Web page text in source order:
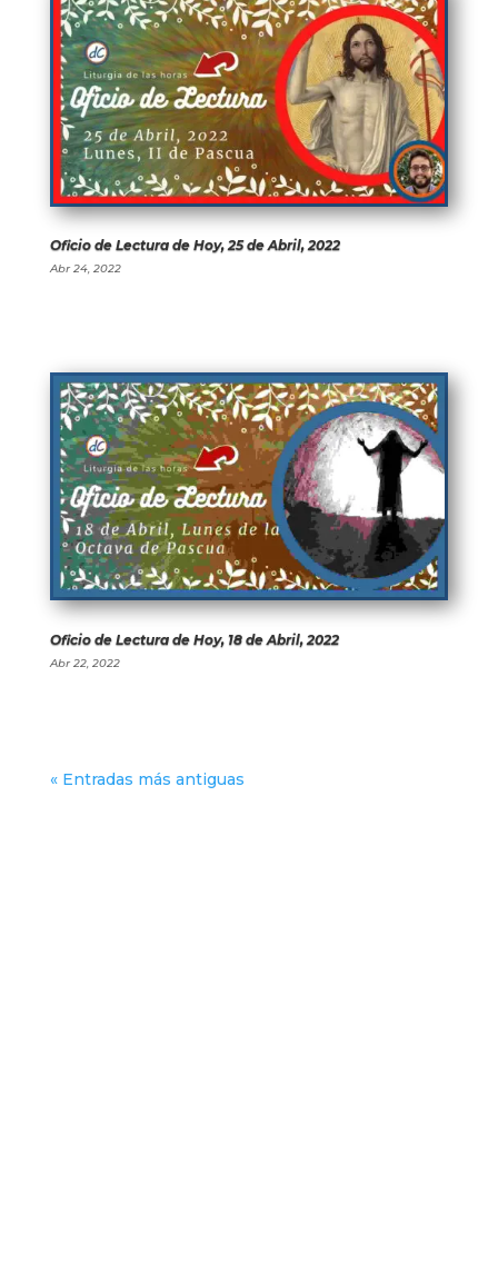
Oficio de Lectura de Hoy, 25 de Abril, 2022
Abr 24, 2022
Oficio de Lectura de Hoy, 18 de Abril, 2022
Abr 22, 2022
« Entradas más antiguas